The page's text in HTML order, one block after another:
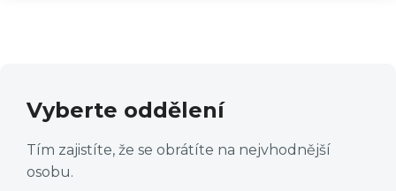
Vyberte oddělení
Tím zajistíte, že se obrátíte na nejvhodnější
osobu.